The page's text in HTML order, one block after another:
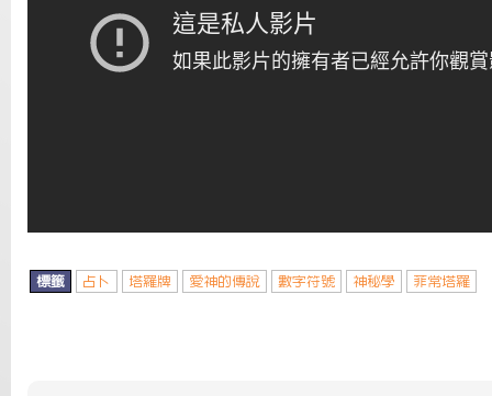
標籤 占卜 塔羅牌 愛神的傳說 數字符號 神秘學 菲常塔羅